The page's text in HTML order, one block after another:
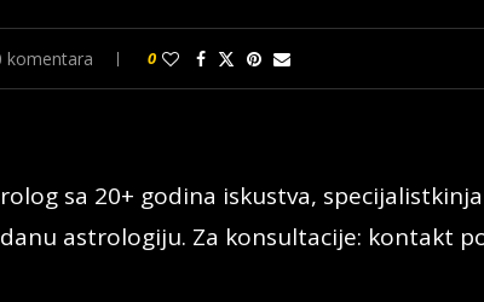
komentara 0
sa 20+ godina iskustva,
astrologiju. Za konsultacije: kontakt